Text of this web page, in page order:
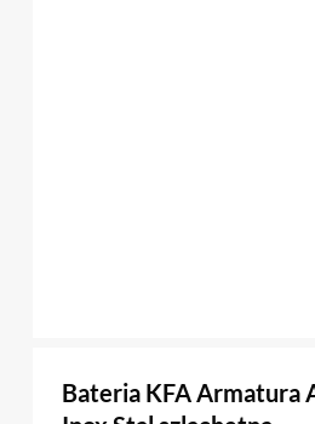
Bateria KFA Armatura